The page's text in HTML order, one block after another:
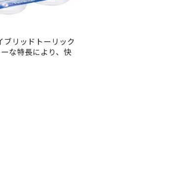
ブリッドトーリック
な特長により、快